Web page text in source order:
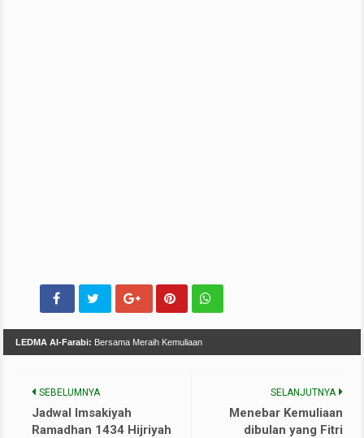
LEDMA Al-Farabi: Bersama Meraih Kemuliaan
SELANJUTNYA
Menebar Kemuliaan
dibulan yang Fitri
SEBELUMNYA
Jadwal Imsakiyah
Ramadhan 1434 Hijriyah